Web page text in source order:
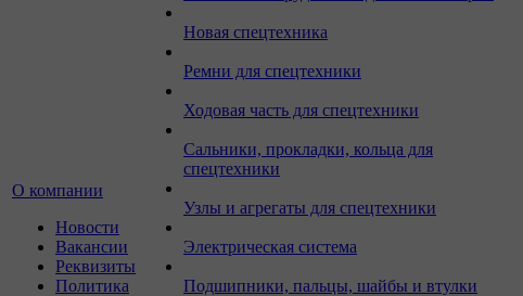
О компании
Новости
Вакансии
Реквизиты
Политика
Новая спецтехника
Ремни для спецтехники
Ходовая часть для спецтехники
Сальники, прокладки, кольца для
спецтехники
Узлы и агрегаты для спецтехники
Электрическая система
Подшипники, пальцы, шайбы и втулки